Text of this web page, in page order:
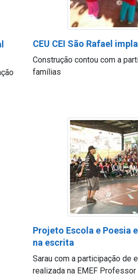
CEU CEI São Rafael
Construção contou com a
famílias
Projeto Escola e Poesia
na escrita
Sarau com a participação de
realizada na EMEF